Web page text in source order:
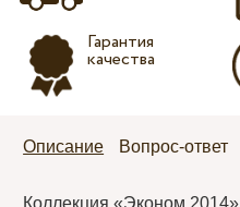
Гарантия
качества
Описание Вопрос-ответ
Коллекция «Эконом 2014»